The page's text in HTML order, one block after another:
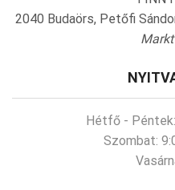
2040 Budaörs, Petőfi
Hétfő - Péntek:
Szombat: